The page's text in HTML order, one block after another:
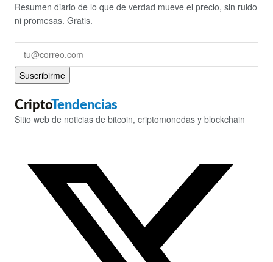
Resumen diario de lo que de verdad mueve el precio, sin ruido
ni promesas. Gratis.
Suscribirme
CriptoTendencias
Sitio web de noticias de bitcoin, criptomonedas y blockchain